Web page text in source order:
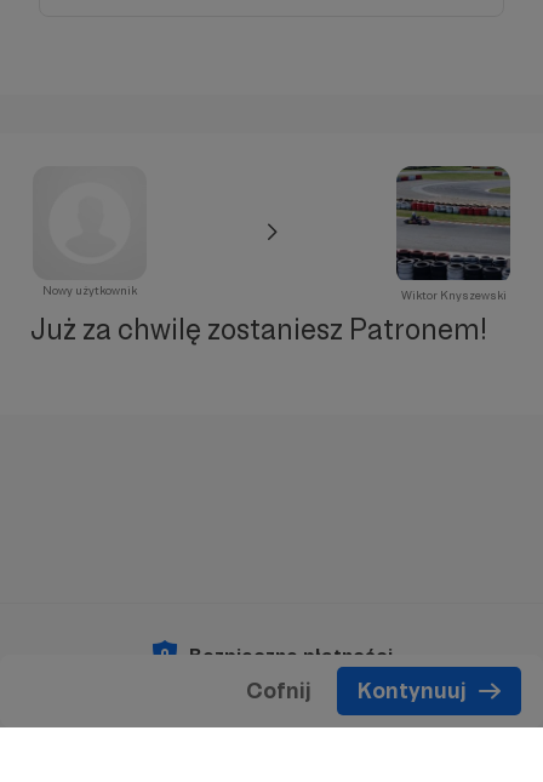
Cofnij Kontynuuj
Nowy użytkownik Wiktor Knyszewski
Już za chwilę zostaniesz Patronem!
Bezpieczne płatności